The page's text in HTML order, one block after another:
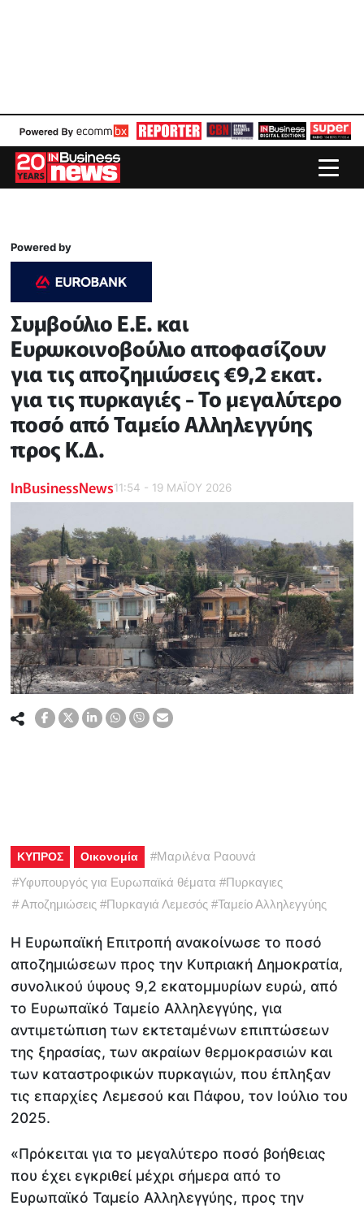
Powered by
Συμβούλιο Ε.Ε. και
Ευρωκοινοβούλιο αποφασίζουν
για τις αποζημιώσεις €9,2 εκατ.
για τις πυρκαγιές - Το μεγαλύτερο
ποσό από Ταμείο Αλληλεγγύης
προς Κ.Δ.
InBusinessNews11:54 - 19 ΜΑΪ́ΟΥ 2026
ΚΥΠΡΟΣ Οικονομία #Μαριλένα Ραουνά
#Υφυπουργός για Ευρωπαϊκά θέματα #Πυρκαγιες
#Αποζημιώσεις #Πυρκαγιά Λεμεσός #Ταμείο Αλληλεγγύης
Η Ευρωπαϊκή Επιτροπή ανακοίνωσε το ποσό
αποζημιώσεων προς την Κυπριακή Δημοκρατία,
συνολικού ύψους 9,2 εκατομμυρίων ευρώ, από
το Ευρωπαϊκό Ταμείο Αλληλεγγύης, για
αντιμετώπιση των εκτεταμένων επιπτώσεων
της ξηρασίας, των ακραίων θερμοκρασιών και
των καταστροφικών πυρκαγιών, που έπληξαν
τις επαρχίες Λεμεσού και Πάφου, τον Ιούλιο του
2025.
«Πρόκειται για το μεγαλύτερο ποσό βοήθειας
που έχει εγκριθεί μέχρι σήμερα από το
Ευρωπαϊκό Ταμείο Αλληλεγγύης, προς την